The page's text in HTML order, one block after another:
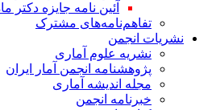
آئین نامه جایزه دکتر
تفاهم‌نامه‌های مشترک
نشریات انجمن
نشریه علوم آماری
پژوهشنامه انجمن آمار ایران
مجله اندیشه آماری
خبرنامه انجمن